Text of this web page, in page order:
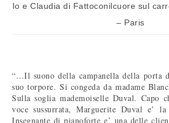
Io e Claudia di Fattoconilcuore sul
– Paris
“…Il suono della campanella della porta
suo torpore. Si congeda da madame
Sulla soglia mademoiselle Duval. Capo
voce sussurrata, Marguerite Duval e’
Insegnante di pianoforte e’ una delle